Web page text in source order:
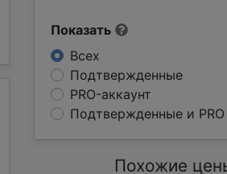
Показать
Всех
Подтвержденные
PRO-аккаунт
Подтвержденные и PRO
Похожие